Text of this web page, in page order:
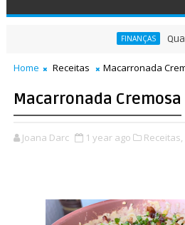
FINANÇAS Quais
Home Receitas Macarronada
Macarronada Cremosa
Joana Darc 1 year ago Receitas,